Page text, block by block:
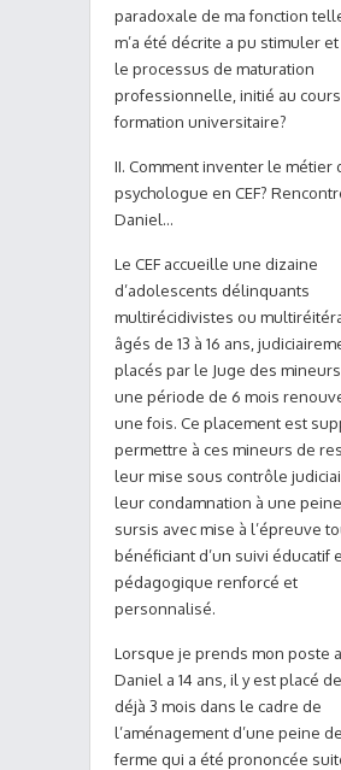
paradoxale de ma fonction
m’a été décrite a pu stimuler
le processus de maturation
professionnelle, initié au
formation universitaire?
II. Comment inventer le métier
psychologue en CEF?
Daniel…
Le CEF accueille une dizaine
d’adolescents délinquants
multirécidivistes ou
âgés de 13 à 16 ans,
placés par le Juge des
une période de 6 mois
une fois. Ce placement est
permettre à ces mineurs de
leur mise sous contrôle
leur condamnation à une
sursis avec mise à l’épreuve
bénéficiant d’un suivi éducatif
pédagogique renforcé et
personnalisé.
Lorsque je prends mon poste
Daniel a 14 ans, il y est placé
déjà 3 mois dans le cadre de
l’aménagement d’une peine
ferme qui a été prononcée